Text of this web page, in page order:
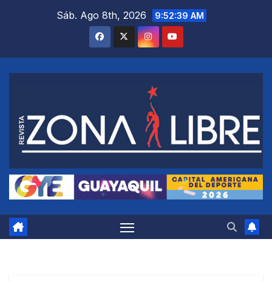
Sáb. Ago 8th, 2026 9:52:40 AM